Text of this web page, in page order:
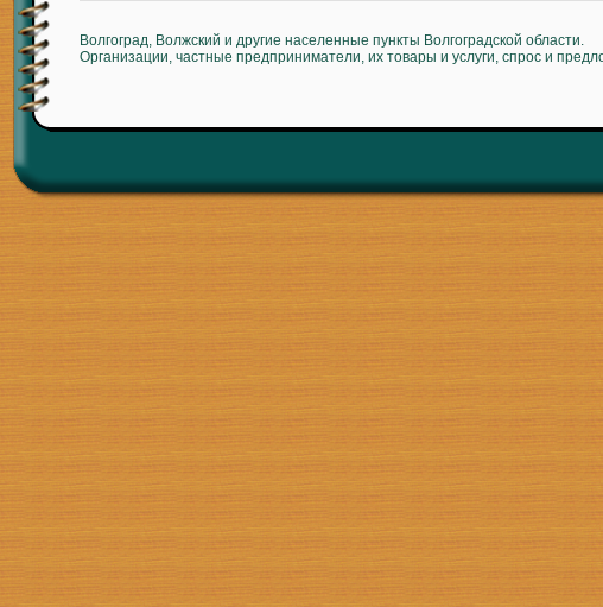
Волгоград, Волжский и другие населенные пункты Волгоградской области.
Организации, частные предприниматели, их товары и услуги, спрос и